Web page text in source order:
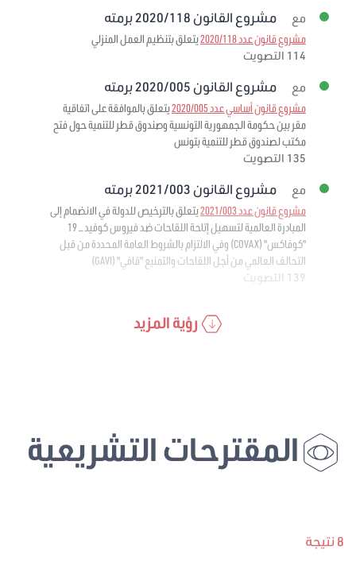
مع مشروع القانون 2020/118 برمته
مشروع قانون عدد 2020/118
يتعلق بتنظيم العمل المنزلي
114 التصويت
مع مشروع القانون 2020/005 برمته
مشروع قانون أساسي عدد 2020/005
يتعلق بالموافقة على اتفاقية
مقر بين حكومة الجمهورية التونسية وصندوق قطر للتنمية حول فتح
مكتب لصندوق قطر للتنمية بتونس
135 التصويت
مع مشروع القانون 2021/003 برمته
مشروع قانون عدد 2021/003
يتعلق بالترخيص للدولة في الانضمام إلى
المبادرة العالمية لتسهيل إتاحة اللقاحات ضد فيروس كوفيد – 19
"كوفاكس" (COVAX) وفي الالتزام بالشروط العامة المحددة من قبل
التحالف العالمي من أجل اللقاحات والتمنيع "قافي" (GAVI)
139 التصويت
رؤية المزيد
المقترحات التشريعية
8 نتيجة